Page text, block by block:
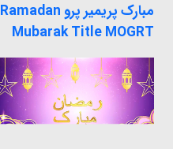
مبارک پریمیر پرو Ramadan
Mubarak Title MOGRT